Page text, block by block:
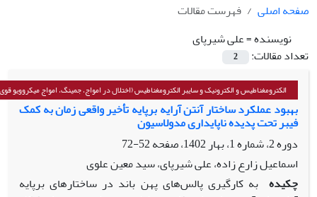
صفحه اصلی
فهرست مقالات
نویسنده =علی شیرپای
تعداد مقالات:
2
الکترومغناطیس و الکترونیک و سایبر الکترومغناطیس (اختلال در امواج، جمینگ، امواج میکروویو
بهبود عملکرد ساختار آنتن آرایه برپایه تأخیر واقعی زمان به کمک
فیبر تحت پدیده ناپایداری مدولاسیون
دوره 2، شماره 1، بهار 1402، صفحه
52-72
اسماعیل زارع زاده، علی شیرپای، سید معین علوی
چکیده به کارگیری پالس‌های پهن باند در ساختارهای برپایه